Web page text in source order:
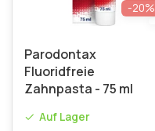
-20%
Parodontax
Fluoridfreie
Zahnpasta - 75 ml
Auf Lager